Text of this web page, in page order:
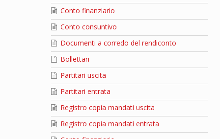
Conto finanziario
Conto consuntivo
Documenti a corredo del rendiconto
Bollettari
Partitari uscita
Partitari entrata
Registro copia mandati uscita
Registro copia mandati entrata